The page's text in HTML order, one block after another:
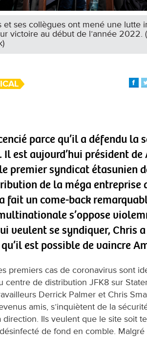
et ses collègues ont mené une lutte
victoire au début de l’année 2022.
parce qu’il a défendu la
Il est aujourd’hui président de
premier syndicat étasunien
de la méga entreprise
fait un come-back
s’oppose
veulent se syndiquer, Chris
est possible de vaincre
premiers cas de coronavirus sont
centre de distribution JFK8 sur
Derrick Palmer et Chris
amis, s’inquiètent de la
direction. Ils veulent que le site soit
de fond en comble. Malgré